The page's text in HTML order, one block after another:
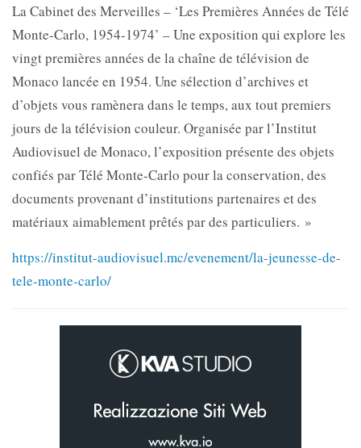
La Cabinet des Merveilles – ‘Les Premières Années de Télé
Monte-Carlo, 1954-1974’ – Une exposition qui explore les
vingt premières années de la chaîne de télévision de
Monaco lancée en 1954. Une sélection d’archives et
d’objets vous ramènera dans le temps, aux tout premiers
jours de la télévision couleur. Organisée par l’Institut
Audiovisuel de Monaco, l’exposition présente des objets
confiés par Télé Monte-Carlo pour la conservation, des
documents provenant d’institutions partenaires et des
matériaux aimablement prêtés par des particuliers. »
https://institut-audiovisuel.mc/evenement/la-jeunesse-de-
tele-monte-carlo/